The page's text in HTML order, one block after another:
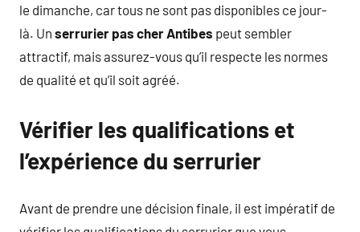
le dimanche, car tous ne sont pas disponibles ce jour-
là. Un serrurier pas cher Antibes peut sembler
attractif, mais assurez-vous qu’il respecte les normes
de qualité et qu’il soit agréé.
Vérifier les qualifications et
l’expérience du serrurier
Avant de prendre une décision finale, il est impératif de